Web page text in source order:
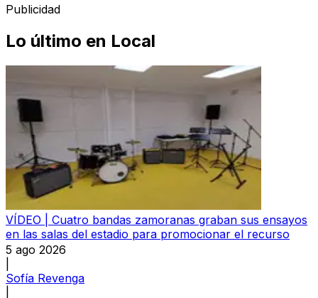
Publicidad
Lo último en Local
VÍDEO | Cuatro bandas zamoranas graban sus ensayos
en las salas del estadio para promocionar el recurso
5 ago 2026
Sofía Revenga